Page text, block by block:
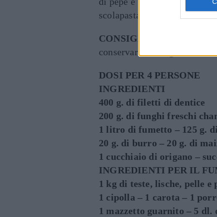
scolapasta protetto da una
CONSIGLIO:
il fumetto
conservarlo in frigorifero in
DOSI PER 4 PERSONE
INGREDIENTI
400 g. di filetti di dentice
200 g. di funghi freschi
1 litro di fumetto – 125 g.
20 g. di burro – 20 g. di
1 cucchiaio di origano –
INGREDIENTI PER IL
1 kg di teste, lische, pelle e
1 cipolla – 1 carota – 1
1 mazzetto guarnito – 5 dl.